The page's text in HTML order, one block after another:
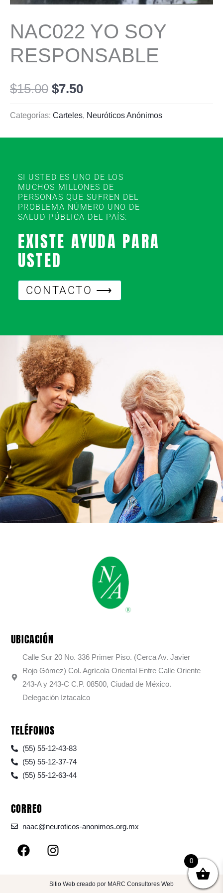
NAC022 YO SOY
RESPONSABLE
$15.00 $7.50
Categorías: Carteles, Neuróticos Anónimos
SI USTED ES UNO DE LOS
MUCHOS MILLONES DE
PERSONAS QUE SUFREN DEL
PROBLEMA NÚMERO UNO DE
SALUD PÚBLICA DEL PAÍS:
EXISTE AYUDA PARA
USTED
CONTACTO ⟶
UBICACIÓN
Calle Sur 20 No. 336 Primer Piso. (Cerca Av. Javier
Rojo Gómez) Col. Agrícola Oriental Entre Calle Oriente
243-A y 243-C C.P. 08500, Ciudad de México.
Delegación Iztacalco
TELÉFONOS
(55) 55-12-43-83
(55) 55-12-37-74
(55) 55-12-63-44
CORREO
naac@neuroticos-anonimos.org.mx
F
a
I
n
t
Sitio Web creado por MARC Consultores Web
0